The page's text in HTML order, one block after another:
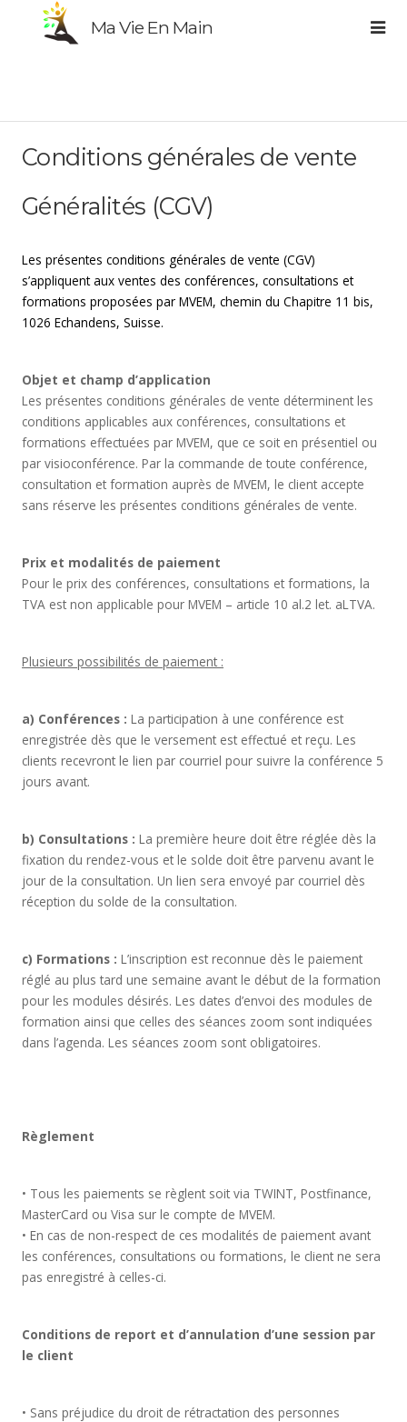
Ma Vie En Main
Conditions générales de vente
Généralités (CGV)
Les présentes conditions générales de vente (CGV)
s’appliquent aux ventes des conférences, consultations et
formations proposées par MVEM, chemin du Chapitre 11 bis,
1026 Echandens, Suisse.
Objet et champ d’application
Les présentes conditions générales de vente déterminent les
conditions applicables aux conférences, consultations et
formations effectuées par MVEM, que ce soit en présentiel ou
par visioconférence. Par la commande de toute conférence,
consultation et formation auprès de MVEM, le client accepte
sans réserve les présentes conditions générales de vente.
Prix et modalités de paiement
Pour le prix des conférences, consultations et formations, la
TVA est non applicable pour MVEM – article 10 al.2 let. aLTVA.
Plusieurs possibilités de paiement :
a) Conférences : La participation à une conférence est
enregistrée dès que le versement est effectué et reçu. Les
clients recevront le lien par courriel pour suivre la conférence 5
jours avant.
b) Consultations : La première heure doit être réglée dès la
fixation du rendez-vous et le solde doit être parvenu avant le
jour de la consultation. Un lien sera envoyé par courriel dès
réception du solde de la consultation.
c) Formations : L’inscription est reconnue dès le paiement
réglé au plus tard une semaine avant le début de la formation
pour les modules désirés. Les dates d’envoi des modules de
formation ainsi que celles des séances zoom sont indiquées
dans l’agenda. Les séances zoom sont obligatoires.
Règlement
• Tous les paiements se règlent soit via TWINT, Postfinance,
MasterCard ou Visa sur le compte de MVEM.
• En cas de non-respect de ces modalités de paiement avant
les conférences, consultations ou formations, le client ne sera
pas enregistré à celles-ci.
Conditions de report et d’annulation d’une session par
le client
• Sans préjudice du droit de rétractation des personnes